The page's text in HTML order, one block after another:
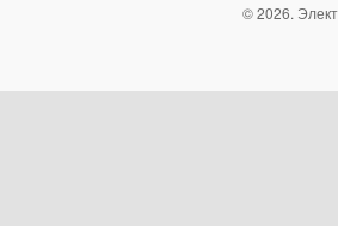
© 2026.